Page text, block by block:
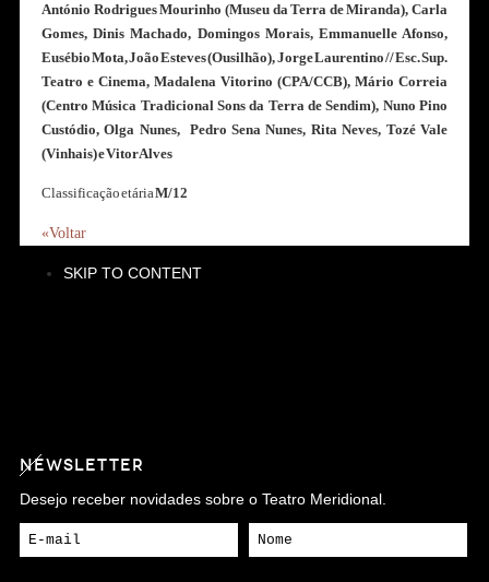
António Rodrigues Mourinho (Museu da Terra de Miranda), Carla
Gomes, Dinis Machado, Domingos Morais, Emmanuelle Afonso,
Eusébio Mota, João Esteves (Ousilhão), Jorge Laurentino // Esc. Sup.
Teatro e Cinema, Madalena Vitorino (CPA/CCB), Mário Correia
(Centro Música Tradicional Sons da Terra de Sendim), Nuno Pino
Custódio, Olga Nunes, Pedro Sena Nunes, Rita Neves, Tozé Vale
(Vinhais) e Vitor Alves
Classificação etáriaM/12
«Voltar
SKIP TO CONTENT
NEWSLETTER
Desejo receber novidades sobre o Teatro Meridional.